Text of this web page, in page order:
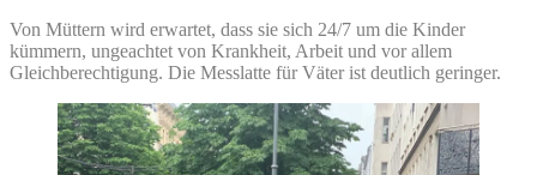
Von Müttern wird erwartet, dass sie sich 24/7 um die Kinder
kümmern, ungeachtet von Krankheit, Arbeit und vor allem
Gleichberechtigung. Die Messlatte für Väter ist deutlich geringer.